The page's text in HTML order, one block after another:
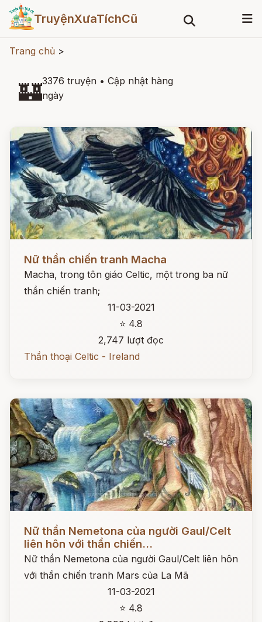
TruyệnXưaTíchCũ
Trang chủ >
🏰3376 truyện • Cập nhật hàng
ngày
Nữ thần chiến tranh Macha
Macha, trong tôn giáo Celtic, một trong ba nữ
thần chiến tranh;
11-03-2021
⭐ 4.8
2,747 lượt đọc
Thần thoại Celtic - Ireland
Nữ thần Nemetona của người Gaul/Celt
liên hôn với thần chiến...
Nữ thần Nemetona của người Gaul/Celt liên hôn
với thần chiến tranh Mars của La Mã
11-03-2021
⭐ 4.8